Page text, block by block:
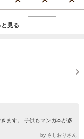
見る
ます。 子供もマンガ本が多
by さしおりさん